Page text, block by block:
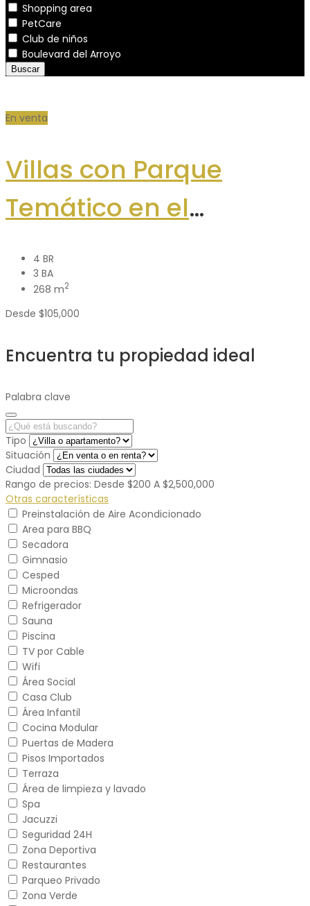
Shopping area
PetCare
Club de niños
Boulevard del Arroyo
Buscar
En venta
Villas con Parque
Temático en el
Boulevard Turístico del
Este
4 BR
3 BA
268 m2
Desde $105,000
Encuentra tu propiedad ideal
Palabra clave
Tipo
Situación
Ciudad
Rango de precios: Desde $200 A $2,500,000
Otras características
Preinstalación de Aire Acondicionado
Area para BBQ
Secadora
Gimnasio
Cesped
Microondas
Refrigerador
Sauna
Piscina
TV por Cable
Wifi
Área Social
Casa Club
Área Infantil
Cocina Modular
Puertas de Madera
Pisos Importados
Terraza
Área de limpieza y lavado
Spa
Jacuzzi
Seguridad 24H
Zona Deportiva
Restaurantes
Parqueo Privado
Zona Verde